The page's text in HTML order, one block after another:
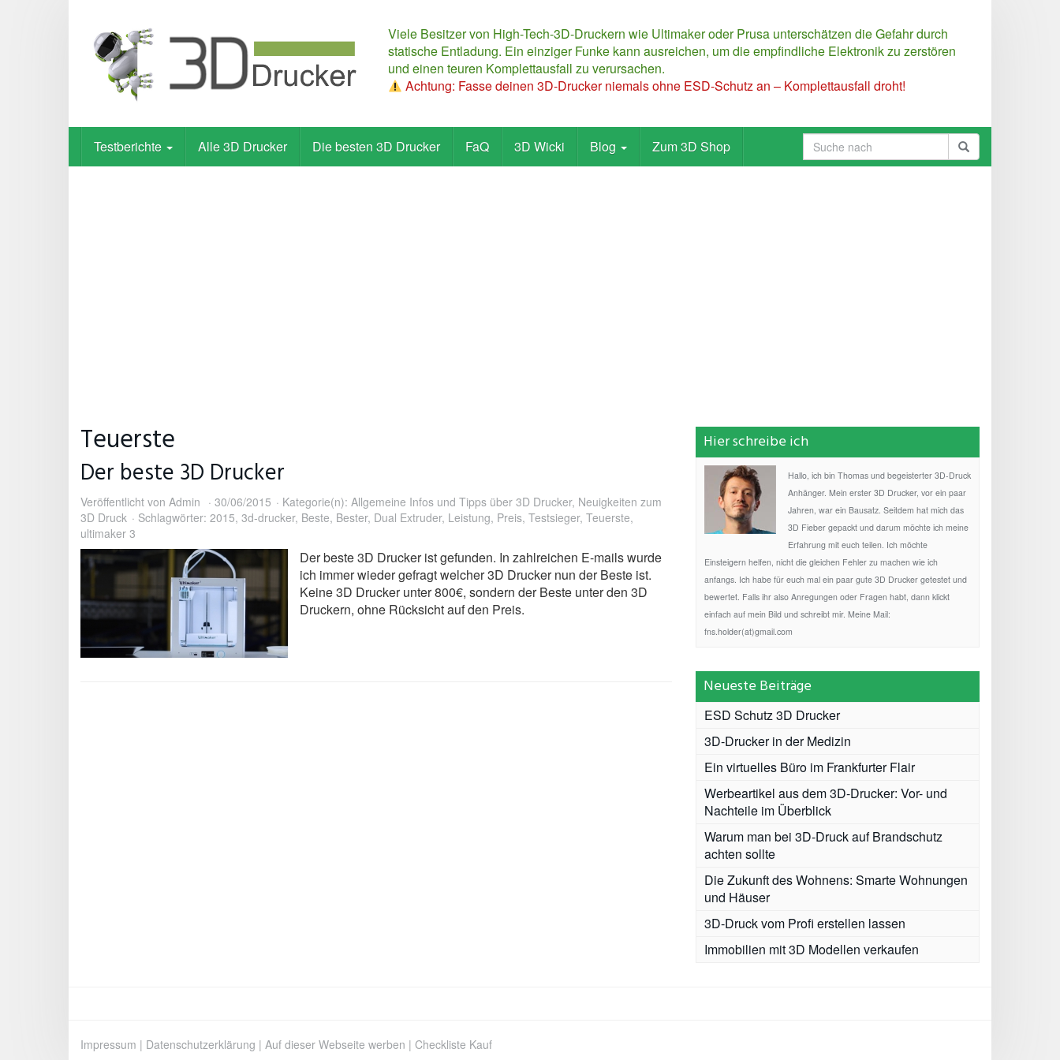
Viele Besitzer von High-Tech-3D-Druckern wie Ultimaker oder Prusa unterschätzen die Gefahr durch
statische Entladung. Ein einziger Funke kann ausreichen, um die empfindliche Elektronik zu zerstören
und einen teuren Komplettausfall zu verursachen.
Achtung: Fasse deinen 3D-Drucker niemals ohne ESD-Schutz an – Komplettausfall droht!
Testberichte Alle 3D Drucker Die besten 3D Drucker FaQ 3D Wicki Blog Zum 3D Shop
Teuerste
Der beste 3D Drucker
Veröffentlicht von Admin 30/06/2015 Kategorie(n): Allgemeine Infos und Tipps über 3D Drucker, Neuigkeiten zum
3D Druck
Schlagwörter: 2015, 3d-drucker, Beste, Bester, Dual Extruder, Leistung, Preis, Testsieger, Teuerste,
ultimaker 3
Der beste 3D Drucker ist gefunden. In zahlreichen E-mails wurde
ich immer wieder gefragt welcher 3D Drucker nun der Beste ist.
Keine 3D Drucker unter 800€, sondern der Beste unter den 3D
Druckern, ohne Rücksicht auf den Preis.
Hier schreibe ich
Hallo, ich bin Thomas und begeisterter 3D-Druck
Anhänger. Mein erster 3D Drucker, vor ein paar
Jahren, war ein Bausatz. Seitdem hat mich das
3D Fieber gepackt und darum möchte ich meine
Erfahrung mit euch teilen. Ich möchte
Einsteigern helfen, nicht die gleichen Fehler zu machen wie ich
anfangs. Ich habe für euch mal ein paar gute 3D Drucker getestet und
bewertet. Falls ihr also Anregungen oder Fragen habt, dann klickt
einfach auf mein Bild und schreibt mir. Meine Mail:
fns.holder(at)gmail.com
Neueste Beiträge
ESD Schutz 3D Drucker
3D-Drucker in der Medizin
Ein virtuelles Büro im Frankfurter Flair
Werbeartikel aus dem 3D-Drucker: Vor- und
Nachteile im Überblick
Warum man bei 3D-Druck auf Brandschutz
achten sollte
Die Zukunft des Wohnens: Smarte Wohnungen
und Häuser
3D-Druck vom Profi erstellen lassen
Immobilien mit 3D Modellen verkaufen
Impressum | Datenschutzerklärung | Auf dieser Webseite werben | Checkliste Kauf